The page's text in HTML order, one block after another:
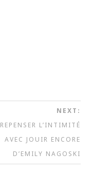
NEXT:
REPENSER L’INTIMITÉ
AVEC JOUIR ENCORE
D’EMILY NAGOSKI